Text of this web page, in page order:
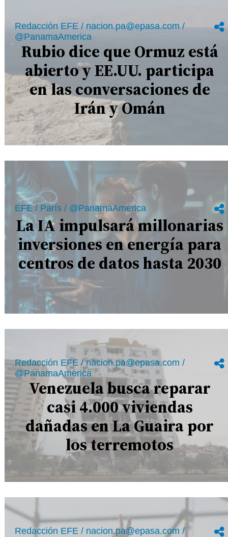
Redacción EFE / nacion.pa@epasa.com /
@PanamaAmerica
Rubio dice que Ormuz está
abierto y EE.UU. participa
en las conversaciones de
Irán y Omán
EFE / París / @PanamaAmerica
La IA impulsará millonarias
inversiones en energía para
centros de datos hasta 2030
Redacción EFE / nacion.pa@epasa.com /
@PanamaAmerica
Venezuela busca reparar
casi 4.000 viviendas
dañadas en La Guaira por
los terremotos
Redacción EFE / nacion.pa@epasa.com /